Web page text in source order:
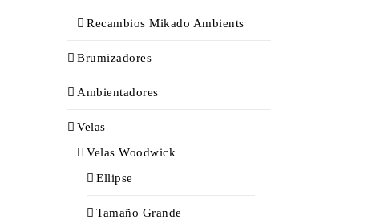
Recambios Mikado Ambients
Brumizadores
Ambientadores
Velas
Velas Woodwick
Ellipse
Tamaño Grande